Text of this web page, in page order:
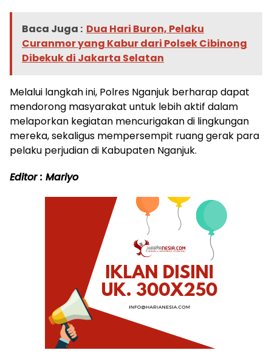
Baca Juga : Dua Hari Buron, Pelaku
Curanmor yang Kabur dari Polsek Cibinong
Dibekuk di Jakarta Selatan
Melalui langkah ini, Polres Nganjuk berharap dapat
mendorong masyarakat untuk lebih aktif dalam
melaporkan kegiatan mencurigakan di lingkungan
mereka, sekaligus mempersempit ruang gerak para
pelaku perjudian di Kabupaten Nganjuk.
Editor : Mariyo